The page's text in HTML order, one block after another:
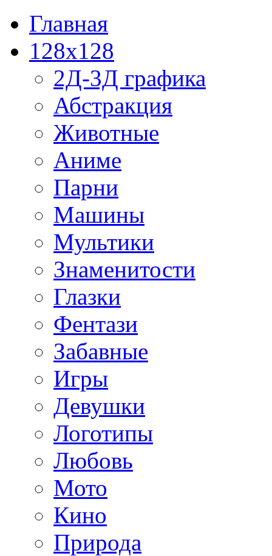
Главная
128x128
2Д-3Д графика
Абстракция
Животные
Аниме
Парни
Машины
Мультики
Знаменитости
Глазки
Фентази
Забавные
Игры
Девушки
Логотипы
Любовь
Мото
Кино
Природа